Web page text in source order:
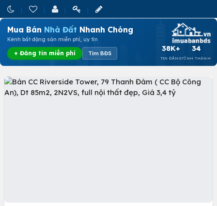
Mua Bán Nhà Đất Nhanh Chóng
Kênh bất động sản miễn phí, uy tín
+ Đăng tin miễn phí Tìm BĐS
38K+
TIN ĐĂNG
34
TỈNH THÀNH